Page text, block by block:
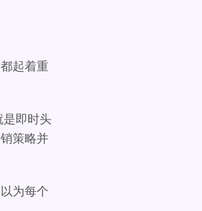
起着重
是即时头
策略并
为每个